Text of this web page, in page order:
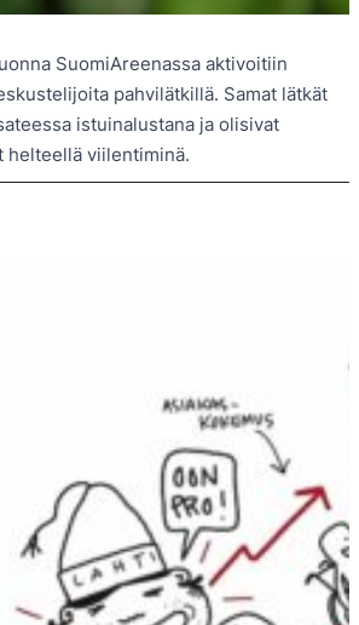
SuomiAreenassa aktivoitiin
pahvilätkillä. Samat lätkät
istuinalustana ja olisivat
helteellä viilentiminä.